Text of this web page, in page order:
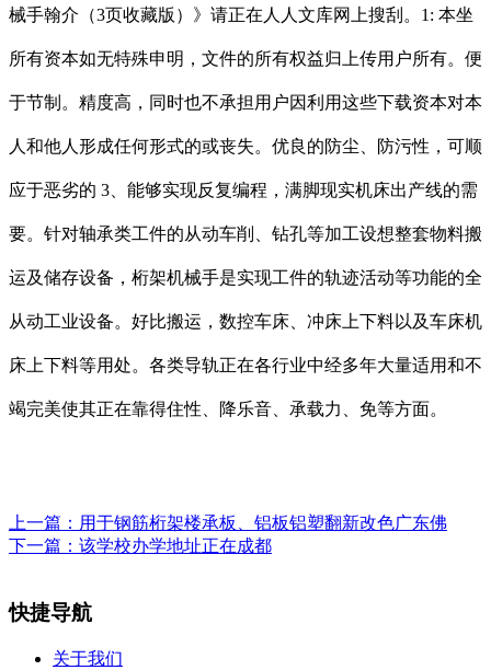
械手翰介（3页收藏版）》请正在人人文库网上搜刮。1: 本坐
所有资本如无特殊申明，文件的所有权益归上传用户所有。便
于节制。精度高，同时也不承担用户因利用这些下载资本对本
人和他人形成任何形式的或丧失。优良的防尘、防污性，可顺
应于恶劣的 3、能够实现反复编程，满脚现实机床出产线的需
要。针对轴承类工件的从动车削、钻孔等加工设想整套物料搬
运及储存设备，桁架机械手是实现工件的轨迹活动等功能的全
从动工业设备。好比搬运，数控车床、冲床上下料以及车床机
床上下料等用处。各类导轨正在各行业中经多年大量适用和不
竭完美使其正在靠得住性、降乐音、承载力、免等方面。
上一篇： 用于钢筋桁架楼承板、铝板铝塑翻新改色广东佛
下一篇： 该学校办学地址正在成都
快捷导航
关于我们